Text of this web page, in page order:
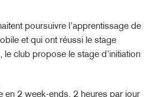
poursuivre l’apprentissage de
et qui ont réussi le stage
le club propose le stage d’initiation
en 2 week-ends, 2 heures par jour